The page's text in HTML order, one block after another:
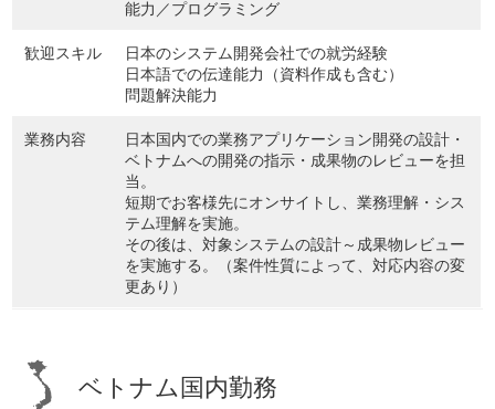
能力／プログラミング
歓迎スキル
日本のシステム開発会社での就労経験
日本語での伝達能力（資料作成も含む）
問題解決能力
業務内容
日本国内での業務アプリケーション開発の設計・
ベトナムへの開発の指示・成果物のレビューを担
当。
短期でお客様先にオンサイトし、業務理解・シス
テム理解を実施。
その後は、対象システムの設計～成果物レビュー
を実施する。（案件性質によって、対応内容の変
更あり）
ベトナム国内勤務